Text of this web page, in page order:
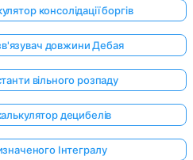
консолідації боргів
довжини Дебая
вільного розпаду
децибелів
Інтегралу